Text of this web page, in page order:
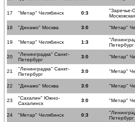
17 "Метар" Челябинск 0:3
"Заречье-
18 "Динамо" Москва 3:0 "Метар"
19 "Метар" Челябинск 1:3
Петербург
20
"Ленинградка" Санкт-
Петербург
3:0 "Метар"
21
"Ленинградка" Санкт-
Петербург
3:0 "Метар"
22 "Динамо" Москва 3:0 "Метар"
23
"Сахалин" Южно-
Сахалинск
3:0 "Метар"
24 "Метар" Челябинск 0:3
Петербург